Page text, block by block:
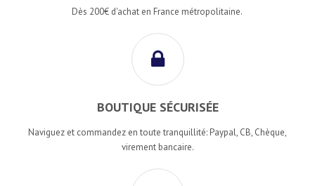
Dès 200€ d'achat en France métropolitaine.
BOUTIQUE SÉCURISÉE
Naviguez et commandez en toute tranquillité: Paypal, CB, Chèque,
virement bancaire.